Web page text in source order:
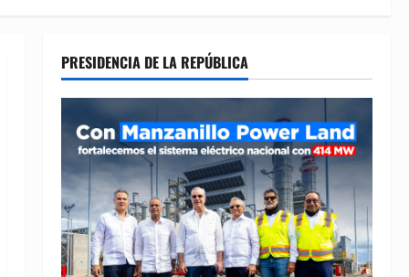
PRESIDENCIA DE LA REPÚBLICA